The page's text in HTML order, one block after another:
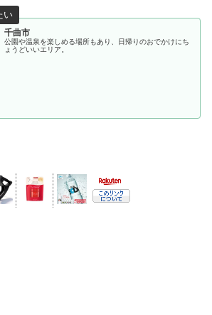
千曲市
公園や温泉を楽しめる場所もあり、日帰りのおでかけにち
ょうどいいエリア。